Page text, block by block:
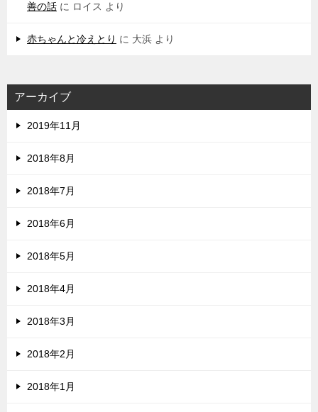
善の話 に ロイス より
赤ちゃんと冷えとり に 大浜 より
アーカイブ
2019年11月
2018年8月
2018年7月
2018年6月
2018年5月
2018年4月
2018年3月
2018年2月
2018年1月